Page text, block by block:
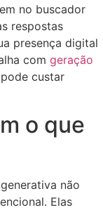
no buscador
respostas
presença digital
com geração
custar
o que
não
Elas